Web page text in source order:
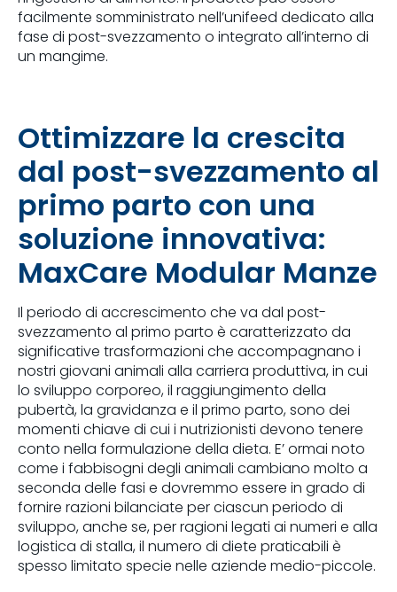
facilmente somministrato nell’unifeed dedicato alla
fase di post-svezzamento o integrato all’interno di
un mangime.
Ottimizzare la crescita
dal post-svezzamento al
primo parto con una
soluzione innovativa:
MaxCare Modular Manze
Il periodo di accrescimento che va dal post-
svezzamento al primo parto è caratterizzato da
significative trasformazioni che accompagnano i
nostri giovani animali alla carriera produttiva, in cui
lo sviluppo corporeo, il raggiungimento della
pubertà, la gravidanza e il primo parto, sono dei
momenti chiave di cui i nutrizionisti devono tenere
conto nella formulazione della dieta. E’ ormai noto
come i fabbisogni degli animali cambiano molto a
seconda delle fasi e dovremmo essere in grado di
fornire razioni bilanciate per ciascun periodo di
sviluppo, anche se, per ragioni legati ai numeri e alla
logistica di stalla, il numero di diete praticabili è
spesso limitato specie nelle aziende medio-piccole.